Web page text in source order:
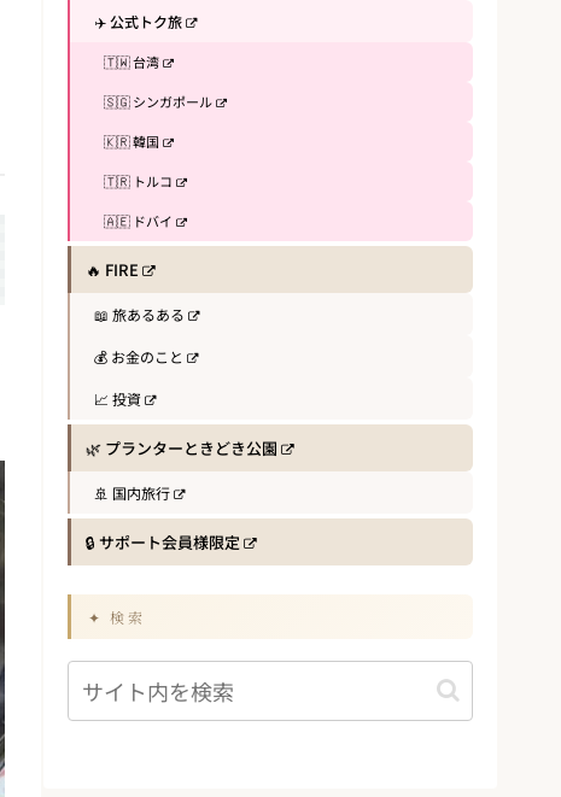
✈️ 公式トク旅
🇹🇼 台湾
🇸🇬 シンガポール
🇰🇷 韓国
🇹🇷 トルコ
🇦🇪 ドバイ
🔥 FIRE
📖 旅あるある
💰 お金のこと
📈 投資
🌿 プランターときどき公園
🚢 国内旅行
🔒 サポート会員様限定
✦ 検索